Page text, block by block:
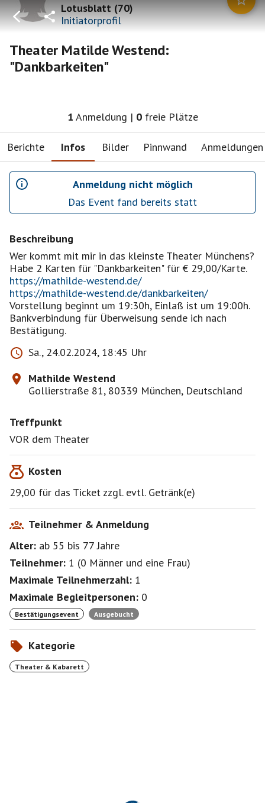
Lotusblatt(70)
Initiatorprofil
Theater Matilde Westend:
"Dankbarkeiten"
1 Anmeldung | 0 freie Plätze
Berichte Infos Bilder Pinnwand Anmeldungen
Anmeldung nicht möglich
Das Event fand bereits statt
Beschreibung
Wer kommt mit mir in das kleinste Theater Münchens?
https://mathilde-westend.de/
https://mathilde-westend.de/dankbarkeiten/
Vorstellung beginnt um 19:30h, Einlaß ist um 19:00h.
Bankverbindung für Überweisung sende ich nach
Bestätigung.
Sa., 24.02.2024, 18:45 Uhr
Mathilde Westend
Gollierstraße 81, 80339 München, Deutschland
Treffpunkt
VOR dem Theater
Kosten
29,00 für das Ticket zzgl. evtl. Getränk(e)
Teilnehmer & Anmeldung
Alter: ab 55 bis 77Jahre
Teilnehmer: 1 (0 Männer und eine Frau)
Maximale Teilnehmerzahl: 1
Maximale Begleitpersonen: 0
Bestätigungsevent Ausgebucht
Kategorie
Theater & Kabarett